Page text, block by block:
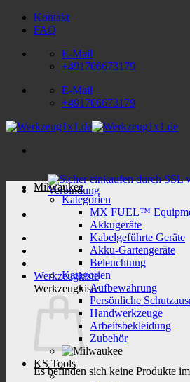
Zum
Inhalt
Kontakt
FAQ
E-Mail
+491706673179
E-Mail
+491706673179
Werkzeugkiste
Werkzeugkiste
Es befinden sich keine Produkte
Milwaukee
Kategorien
MX FUEL™
Akkugeräte
Kabelgeführte Geräte
Akku-Gartengeräte
Beleuchtung
Kategorien
Aufbewahrung
Persönliche
Handwerkzeuge
Arbeitsbekleidung
Zubehör
KS Tools